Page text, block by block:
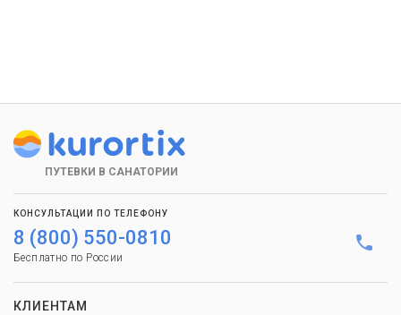
ПУТЕВКИ В САНАТОРИИ
КОНСУЛЬТАЦИИ ПО ТЕЛЕФОНУ
8 (800) 550-0810
Бесплатно по России
КЛИЕНТАМ